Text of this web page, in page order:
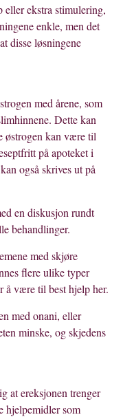
ekstra stimulering,
enkle, men det
disse løsningene
med årene, som
Dette kan
østrogen kan være til
på apoteket i
også skrives ut på
en diskusjon rundt
behandlinger.
med skjøre
flere ulike typer
å være til best hjelp her.
med onani, eller
minske, og skjedens
at ereksjonen trenger
hjelpemidler som